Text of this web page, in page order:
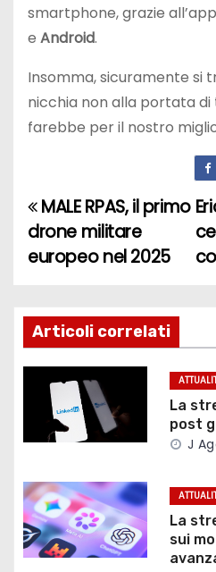
smartphone, grazie
e Android.
Insomma, sicuramente si
nicchia non alla portata di
farebbe per il nostro
N
a
i
g
z
i
o
n
MALE RPAS, il primo
drone militare
europeo nel 2025
Articoli correlati
La
post
J
La
sui